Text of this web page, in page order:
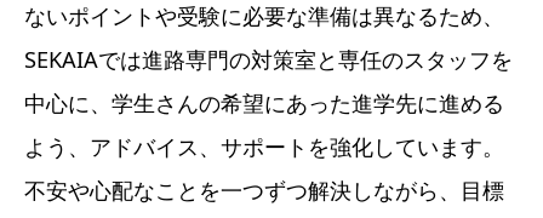
ないポイントや受験に必要な準備は異なるため、
SEKAIAでは進路専門の対策室と専任のスタッフを
中心に、学生さんの希望にあった進学先に進める
よう、アドバイス、サポートを強化しています。
不安や心配なことを一つずつ解決しながら、目標